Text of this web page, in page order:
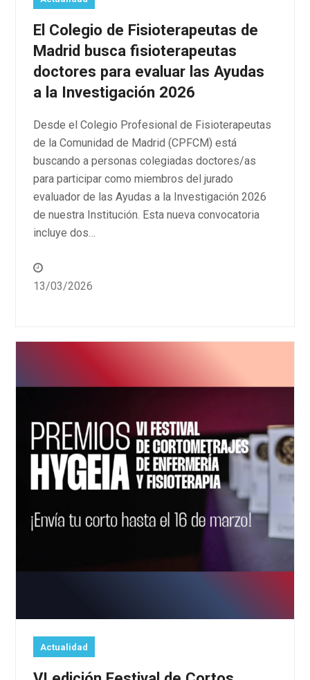
El Colegio de Fisioterapeutas de
Madrid busca fisioterapeutas
doctores para evaluar las Ayudas
a la Investigación 2026
Desde el Colegio Profesional de Fisioterapeutas
de la Comunidad de Madrid (CPFCM) está
buscando a personas colegiadas doctores/as
para participar como miembros del jurado
evaluador de las Ayudas a la Investigación 2026
de nuestra Institución. Esta nueva convocatoria
incluye dos…
13/03/2026
Actualidad